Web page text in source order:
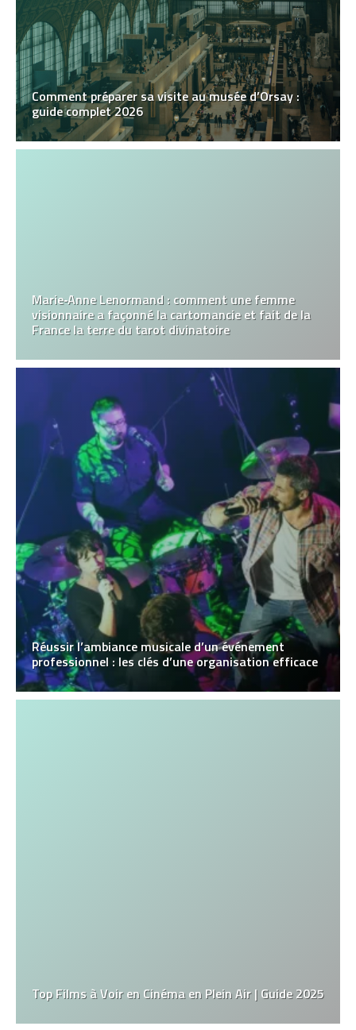
Comment préparer sa visite au musée d’Orsay :
guide complet 2026
Marie‑Anne Lenormand : comment une femme
visionnaire a façonné la cartomancie et fait de la
France la terre du tarot divinatoire
Réussir l’ambiance musicale d’un événement
professionnel : les clés d’une organisation efficace
Top Films à Voir en Cinéma en Plein Air | Guide 2025